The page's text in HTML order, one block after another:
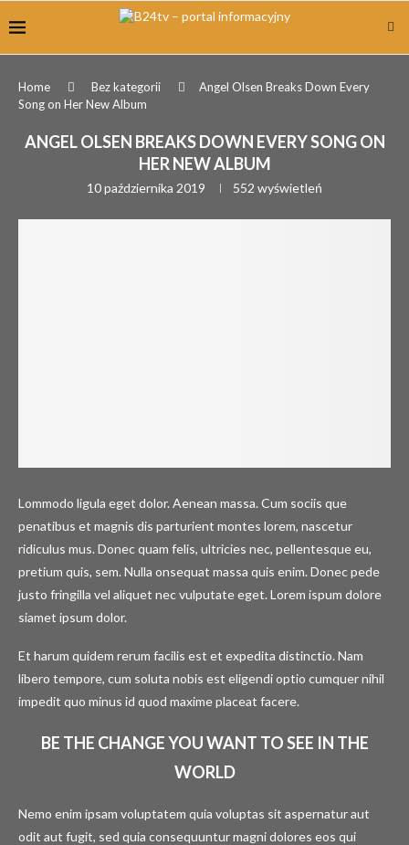
Home Bez kategorii
Angel Olsen Breaks Down Every
Song on Her New Album
ANGEL OLSEN BREAKS DOWN EVERY SONG ON
HER NEW ALBUM
10 października 2019 552 wyświetleń
Lommodo ligula eget dolor. Aenean massa. Cum sociis que
penatibus et magnis dis parturient montes lorem, nascetur
ridiculus mus. Donec quam felis, ultricies nec, pellentesque eu,
pretium quis, sem. Nulla onsequat massa quis enim. Donec pede
justo fringilla vel aliquet nec vulputate eget. Lorem ispum dolore
siamet ipsum dolor.
Et harum quidem rerum facilis est et expedita distinctio. Nam
libero tempore, cum soluta nobis est eligendi optio cumquer nihil
impedit quo minus id quod maxime placeat facere.
BE THE CHANGE YOU WANT TO SEE IN THE
WORLD
Nemo enim ipsam voluptatem quia voluptas sit aspernatur aut
odit aut fugit, sed quia consequuntur magni dolores eos qui